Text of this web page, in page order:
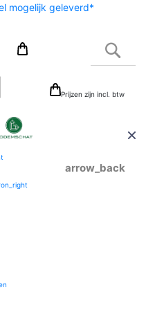
mogelijk geleverd*
Prijzen zijn incl. btw
arrow_back